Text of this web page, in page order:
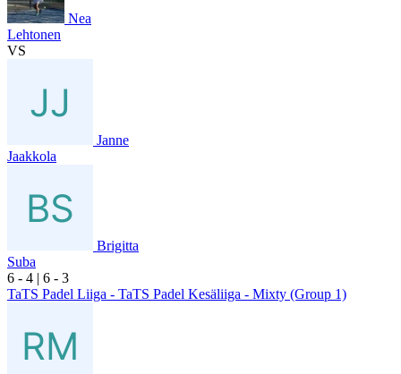
Nea
Lehtonen
VS
Janne
Jaakkola
Brigitta
Suba
6 - 4 | 6 - 3
TaTS Padel Liiga - TaTS Padel Kesäliiga - Mixty (Group 1)